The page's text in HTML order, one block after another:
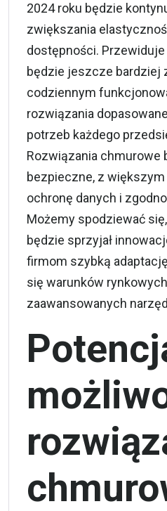
2024 roku będzie
zwiększania
dostępności.
będzie jeszcze bardziej
codziennym
rozwiązania
potrzeb każdego
Rozwiązania chmurowe
bezpieczne, z
ochronę danych i
Możemy spodziewać
będzie sprzyjał
firmom szybką
się warunków
zaawansowanych